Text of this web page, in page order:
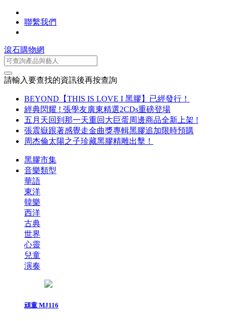
聯繫我們
滾石購物網
請輸入要查找的資訊後再按查詢
BEYOND【THIS IS LOVE I 黑膠】已經發行！
經典閃耀 ! 張學友廣東精選2CDs重磅登場
五月天回到那一天重回大巨蛋周邊商品全新上架 !
張震嶽跟著感覺走金曲獎專輯黑膠追加限時預購
周杰倫太陽之子珍藏黑膠精雕出擊！
黑膠市集
音樂類型
華語
東洋
韓樂
西洋
古典
世界
心靈
兒童
演奏
頑童 MJ116